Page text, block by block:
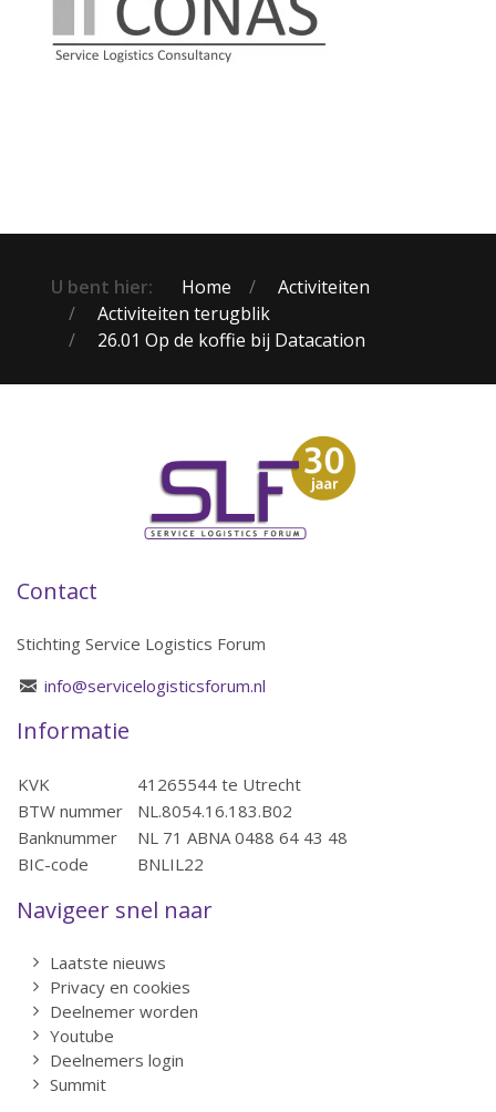
U bent hier: Home
Activiteiten
Activiteiten terugblik
26.01 Op de koffie bij Datacation
Contact
Stichting Service Logistics Forum
info@servicelogisticsforum.nl
Informatie
KVK
41265544 te Utrecht
BTW nummer
NL.8054.16.183.B02
Banknummer
NL 71 ABNA 0488 64 43 48
BIC-code
BNLIL22
Navigeer snel naar
Laatste nieuws
Privacy en cookies
Deelnemer worden
Youtube
Deelnemers login
Summit